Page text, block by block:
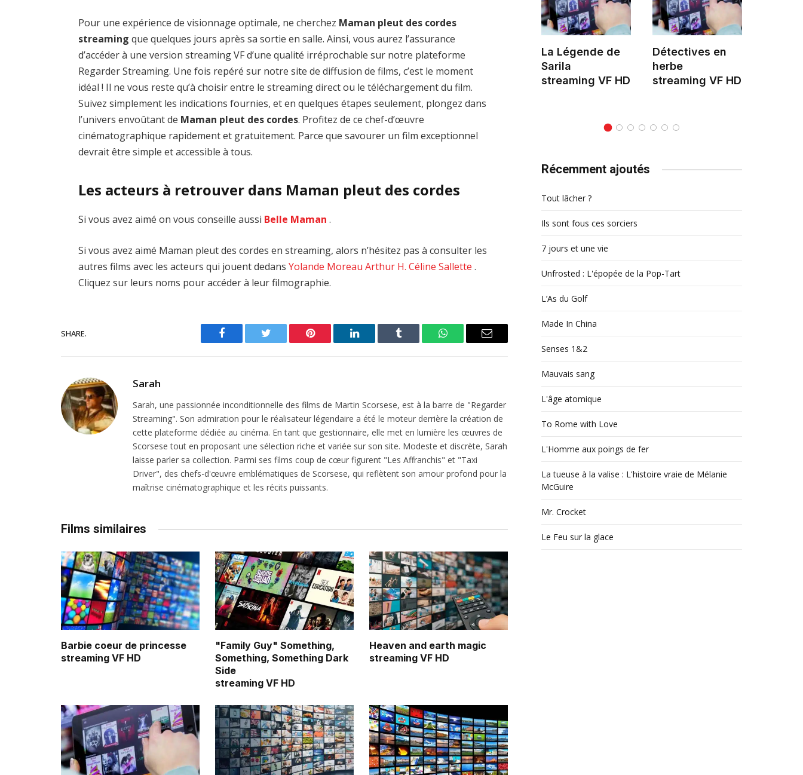
Pour une expérience de visionnage optimale, ne cherchez Maman pleut des cordes
streaming que quelques jours après sa sortie en salle. Ainsi, vous aurez l’assurance
d’accéder à une version streaming VF d’une qualité irréprochable sur notre plateforme
Regarder Streaming. Une fois repéré sur notre site de diffusion de films, c’est le moment
idéal ! Il ne vous reste qu’à choisir entre le streaming direct ou le téléchargement du film.
Suivez simplement les indications fournies, et en quelques étapes seulement, plongez dans
l’univers envoûtant de Maman pleut des cordes. Profitez de ce chef-d’œuvre
cinématographique rapidement et gratuitement. Parce que savourer un film exceptionnel
devrait être simple et accessible à tous.
Les acteurs à retrouver dans Maman pleut des cordes
Si vous avez aimé on vous conseille aussi Belle Maman .
Si vous avez aimé Maman pleut des cordes en streaming, alors n’hésitez pas à consulter les
autres films avec les acteurs qui jouent dedansYolande Moreau Arthur H. Céline Sallette .
Cliquez sur leurs noms pour accéder à leur filmographie.
SHARE.
Facebook Twitter Pinterest LinkedIn Tumblr WhatsAppEmail
Sarah
Sarah, une passionnée inconditionnelle des films de Martin Scorsese, est à la barre de "Regarder
Streaming". Son admiration pour le réalisateur légendaire a été le moteur derrière la création de
cette plateforme dédiée au cinéma. En tant que gestionnaire, elle met en lumière les œuvres de
Scorsese tout en proposant une sélection riche et variée sur son site. Modeste et discrète, Sarah
laisse parler sa collection. Parmi ses films coup de cœur figurent "Les Affranchis" et "Taxi
Driver", des chefs-d'œuvre emblématiques de Scorsese, qui reflètent son amour profond pour la
maîtrise cinématographique et les récits puissants.
Films similaires
Barbie coeur de princesse
streaming VF HD
"Family Guy" Something,
Something, Something Dark
Side
streaming VF HD
Heaven and earth magic
streaming VF HD
Zenon: Girl of
the 21st Century
streaming VF HD
La Légende des
1000 dragons
streaming VF HD
La Légende de
Sarila
streaming VF HD
Détectives en
herbe
streaming VF HD
Récemment ajoutés
Tout lâcher ?
Ils sont fous ces sorciers
7 jours et une vie
Unfrosted : L'épopée de la Pop-Tart
L’As du Golf
Made In China
Senses 1&2
Mauvais sang
L'âge atomique
To Rome with Love
L'Homme aux poings de fer
La tueuse à la valise : L'histoire vraie de Mélanie
McGuire
Mr. Crocket
Le Feu sur la glace